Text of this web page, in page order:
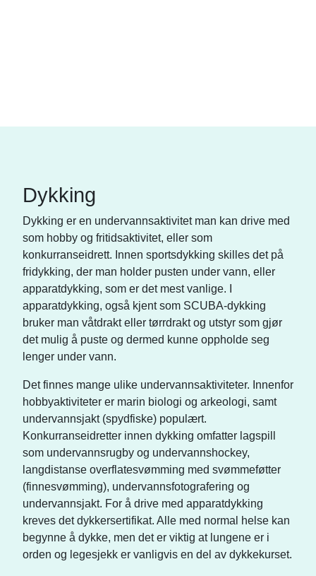
Dykking
Dykking er en undervannsaktivitet man kan drive med
som hobby og fritidsaktivitet, eller som
konkurranseidrett. Innen sportsdykking skilles det på
fridykking, der man holder pusten under vann, eller
apparatdykking, som er det mest vanlige. I
apparatdykking, også kjent som SCUBA-dykking
bruker man våtdrakt eller tørrdrakt og utstyr som gjør
det mulig å puste og dermed kunne oppholde seg
lenger under vann.
Det finnes mange ulike undervannsaktiviteter. Innenfor
hobbyaktiviteter er marin biologi og arkeologi, samt
undervannsjakt (spydfiske) populært.
Konkurranseidretter innen dykking omfatter lagspill
som undervannsrugby og undervannshockey,
langdistanse overflatesvømming med svømmeføtter
(finnesvømming), undervannsfotografering og
undervannsjakt. For å drive med apparatdykking
kreves det dykkersertifikat. Alle med normal helse kan
begynne å dykke, men det er viktig at lungene er i
orden og legesjekk er vanligvis en del av dykkekurset.